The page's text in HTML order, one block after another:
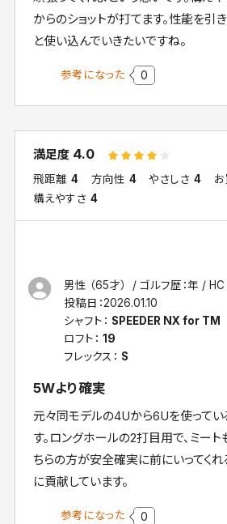
からのショットが打てます。性能を引
と使い込んでいきたいですね。
参考になった 0
満足度 4.0
飛距離 4 方向性 4 やさしさ 4
構えやすさ 4
男性 （65才） ゴルフ歴：年
HC
投稿日：2026.01.10
シャフト： SPEEDER NX for TM
ロフト： 19
フレックス： S
5Wより確実
元々同モデルの4Uから6Uを使って
す。ロングホールの2打目用で、ミー
ちらの方が安全確実に前にいってく
に貢献しています。
参考になった 0